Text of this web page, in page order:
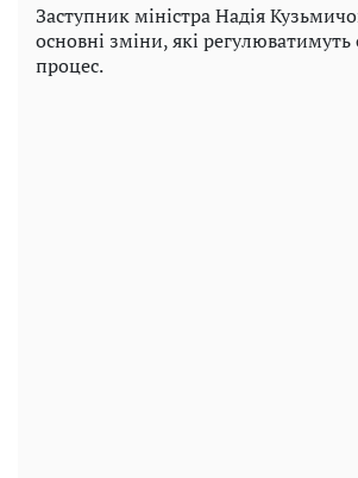
Заступник міністра Надія
основні зміни, які регулюватимуть
процес.